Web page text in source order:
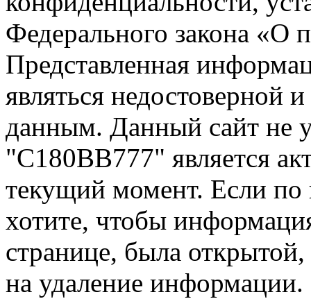
Федерального закона «О
Представленная
являться недостоверной
данным. Данный сайт не
"С180ВВ777" является
текущий момент. Если
хотите, чтобы
странице, была открытой,
на удаление информации.